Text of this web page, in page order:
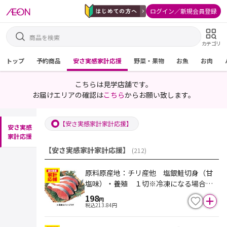
ログイン／新規会員登録
カテゴリ
トップ 予約商品 安さ実感家計応援 野菜・果物 お魚 お肉
こちらは見学店舗です。
お届けエリアの確認はこちらからお願い致します。
安さ実感
家計応援
【安さ実感家計家計応援】
【安さ実感家計家計応援】 (212)
原料原産地：チリ産他 塩銀鮭切身（甘
塩味）・養殖 １切※冷凍になる場合も
あります
198円
税込213.84円